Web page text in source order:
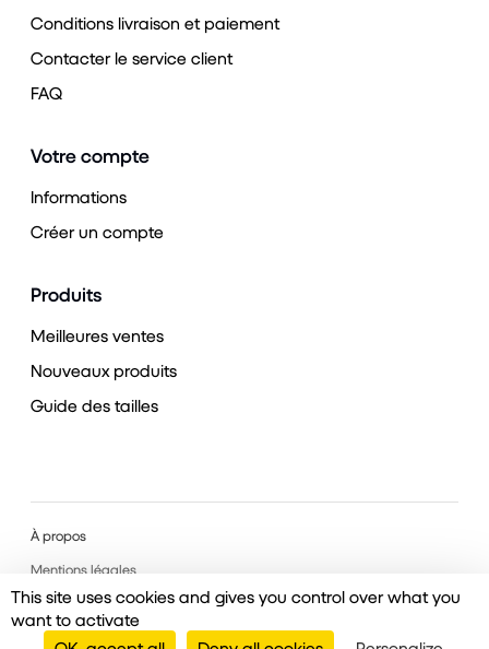
This site uses cookies and gives you control over what you
want to activate
Conditions livraison et paiement
Contacter le service client
FAQ
Votre compte
Informations
Créer un compte
Produits
Meilleures ventes
Nouveaux produits
Guide des tailles
À propos
Mentions légales